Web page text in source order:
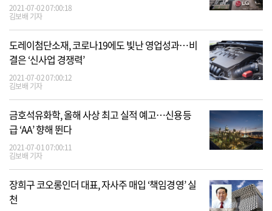
2021-07-02 07:00:18
김보배 기자
도레이첨단소재, 코로나19에도 빛난 영업성과…비
결은 ‘신사업 경쟁력’
2021-07-02 07:00:12
김보배 기자
금호석유화학, 올해 사상 최고 실적 예고…신용등
급 ‘AA’ 향해 뛴다
2021-07-01 07:00:11
김보배 기자
장희구 코오롱인더 대표, 자사주 매입 ‘책임경영’ 실
천